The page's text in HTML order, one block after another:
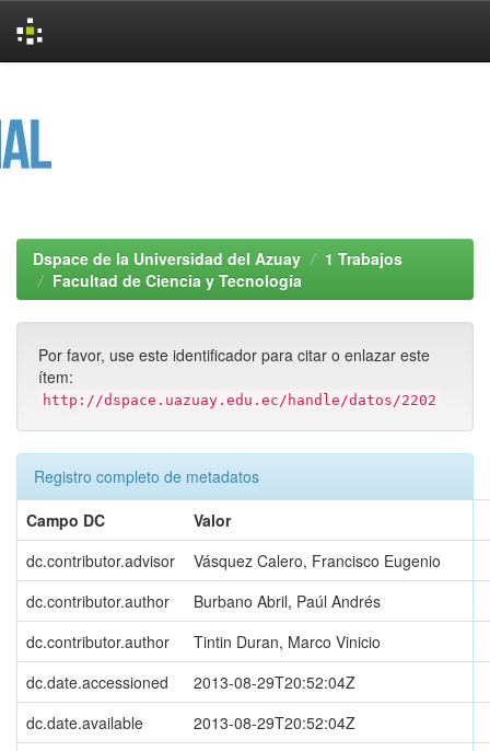
Dspace de la Universidad del Azuay
1 Trabajos
Facultad de Ciencia y Tecnología
Por favor, use este identificador para citar o enlazar este
ítem:
http://dspace.uazuay.edu.ec/handle/datos/2202
Registro completo de metadatos
Campo DC
Valor
dc.contributor.advisor
Vásquez Calero, Francisco Eugenio
dc.contributor.author
Burbano Abril, Paúl Andrés
dc.contributor.author
Tintin Duran, Marco Vinicio
dc.date.accessioned
2013-08-29T20:52:04Z
dc.date.available
2013-08-29T20:52:04Z